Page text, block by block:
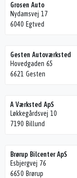
Grosen Auto
Nydamsvej 17
6040 Egtved
Gesten Autoværksted
Hovedgaden 65
6621 Gesten
A Værksted ApS
Løkkegårdsvej 10
7190 Billund
Brørup Bilcenter ApS
Esbjergvej 76
6650 Brørup